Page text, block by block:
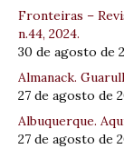
Fronteiras –
n.44, 2024.
30 de agosto de
Almanack.
27 de agosto de
Albuquerque.
27 de agosto de